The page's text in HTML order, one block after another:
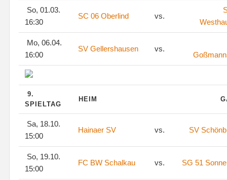
So, 01.03.
16:30
SC 06 Oberlind vs.
Mo, 06.04.
16:00
SV Gellershausen vs.
9.
SPIELTAG
HEIM
Sa, 18.10.
15:00
Hainaer SV vs. SV
So, 19.10.
15:00
FC BW Schalkau vs. SG 51